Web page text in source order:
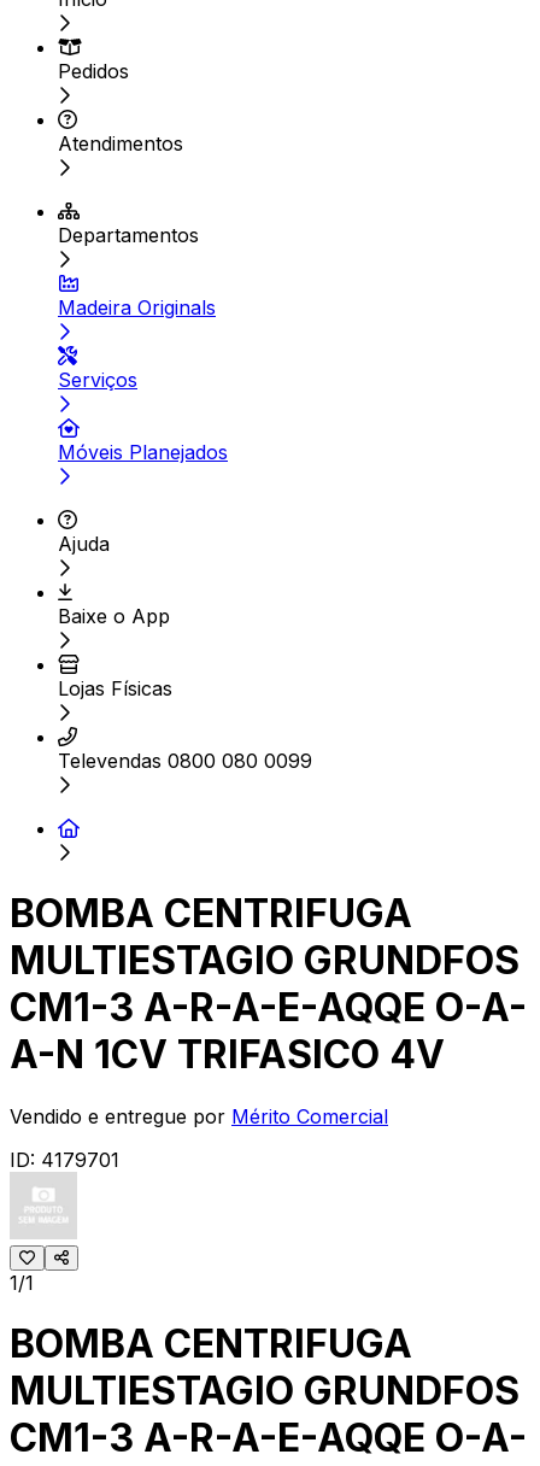
Pedidos
Atendimentos
Departamentos
Madeira Originals
Serviços
Móveis Planejados
Ajuda
Baixe o App
Lojas Físicas
Televendas 0800 080 0099
BOMBA CENTRIFUGA
MULTIESTAGIO GRUNDFOS
CM1-3 A-R-A-E-AQQE O-A-
A-N 1CV TRIFASICO 4V
Vendido e entregue por Mérito Comercial
ID: 4179701
1/1
BOMBA CENTRIFUGA
MULTIESTAGIO GRUNDFOS
CM1-3 A-R-A-E-AQQE O-A-